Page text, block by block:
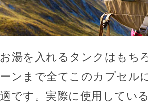
お湯を入れるタンクはもち
ーンまで全てこのカプセル
適です。実際に使用してい